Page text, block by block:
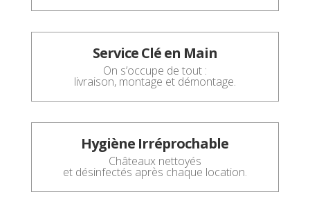
Service Clé en Main
On s’occupe de tout :
livraison, montage et démontage.
Hygiène Irréprochable
Châteaux nettoyés
et désinfectés après chaque location.